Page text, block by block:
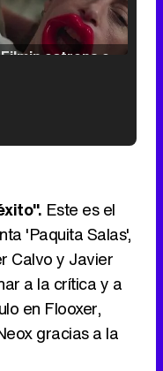
Tráiler de '33 días', la nueva serie de Atresplayer con Julián Villagrán y José Manuel Poga
Este es el
'Paquita Salas',
Calvo y Javier
a la crítica y a
en Flooxer,
gracias a la